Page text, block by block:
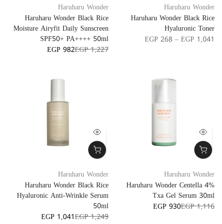
Haruharu Wonder
Haruharu Wonder Black Rice
Hyaluronic Toner
EGP 268 – EGP 1,041
Haruharu Wonder
Haruharu Wonder Black Rice
Moisture Airyfit Daily Sunscreen
SPF50+ PA++++ 50ml
EGP 1,227
EGP 982
Haruharu Wonder
Haruharu Wonder Centella 4%
Txa Gel Serum 30ml
EGP 1,116
EGP 930
Haruharu Wonder
Haruharu Wonder Black Rice
Hyaluronic Anti-Wrinkle Serum
50ml
EGP 1,249
EGP 1,041